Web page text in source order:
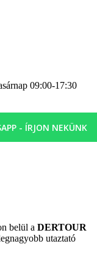
gyermekágy
Beach.html
körét és minőségét
higiéniai vagy
09:00-17:30
- ÍRJON NEKÜNK
belül a DERTOUR
utaztató